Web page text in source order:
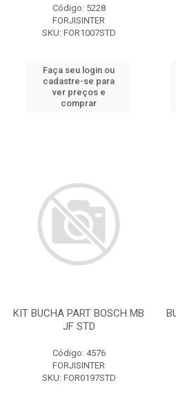
Código: 5228
FORJISINTER
SKU: FOR1007STD
Faça seu login ou
cadastre-se para
ver preços e
comprar
KIT BUCHA PART BOSCH MB
JF STD
Código: 4576
FORJISINTER
SKU: FOR0197STD